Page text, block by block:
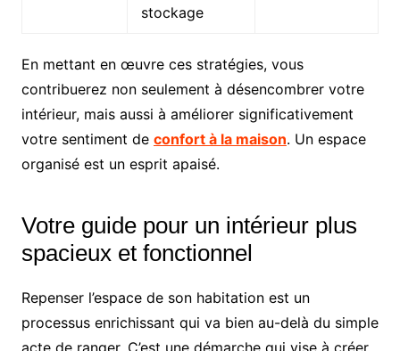
stockage
En mettant en œuvre ces stratégies, vous
contribuerez non seulement à désencombrer votre
intérieur, mais aussi à améliorer significativement
votre sentiment de confort à la maison. Un espace
organisé est un esprit apaisé.
Votre guide pour un intérieur plus
spacieux et fonctionnel
Repenser l’espace de son habitation est un
processus enrichissant qui va bien au-delà du simple
acte de ranger. C’est une démarche qui vise à créer